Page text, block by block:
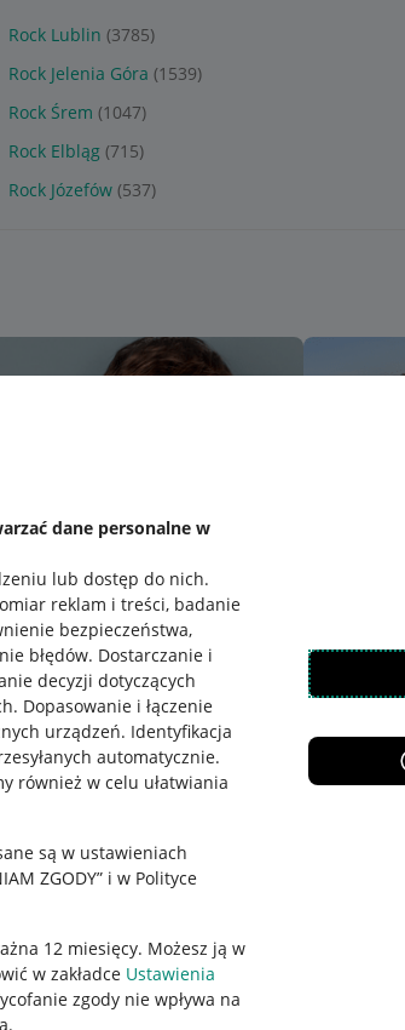
dane personalne w
lub dostęp do nich.
reklam i treści, badanie
bezpieczeństwa,
błędów. Dostarczanie i
decyzji dotyczących
. Dopasowanie i łączenie
urządzeń. Identyfikacja
automatycznie.
również w celu ułatwiania
są w ustawieniach
ZGODY” i w Polityce
12 miesięcy. Możesz ją w
w zakładce Ustawienia
zgody nie wpływa na
Rock Lublin (3785)
Rock Jelenia Góra (1539)
Rock Śrem (1047)
Rock Elbląg (715)
Rock Józefów (537)